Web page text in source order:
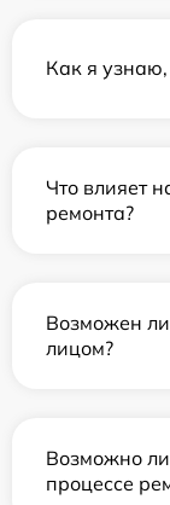
Как я узнаю,
Что влияет
ремонта?
Возможен ли
лицом?
Возможно
процессе